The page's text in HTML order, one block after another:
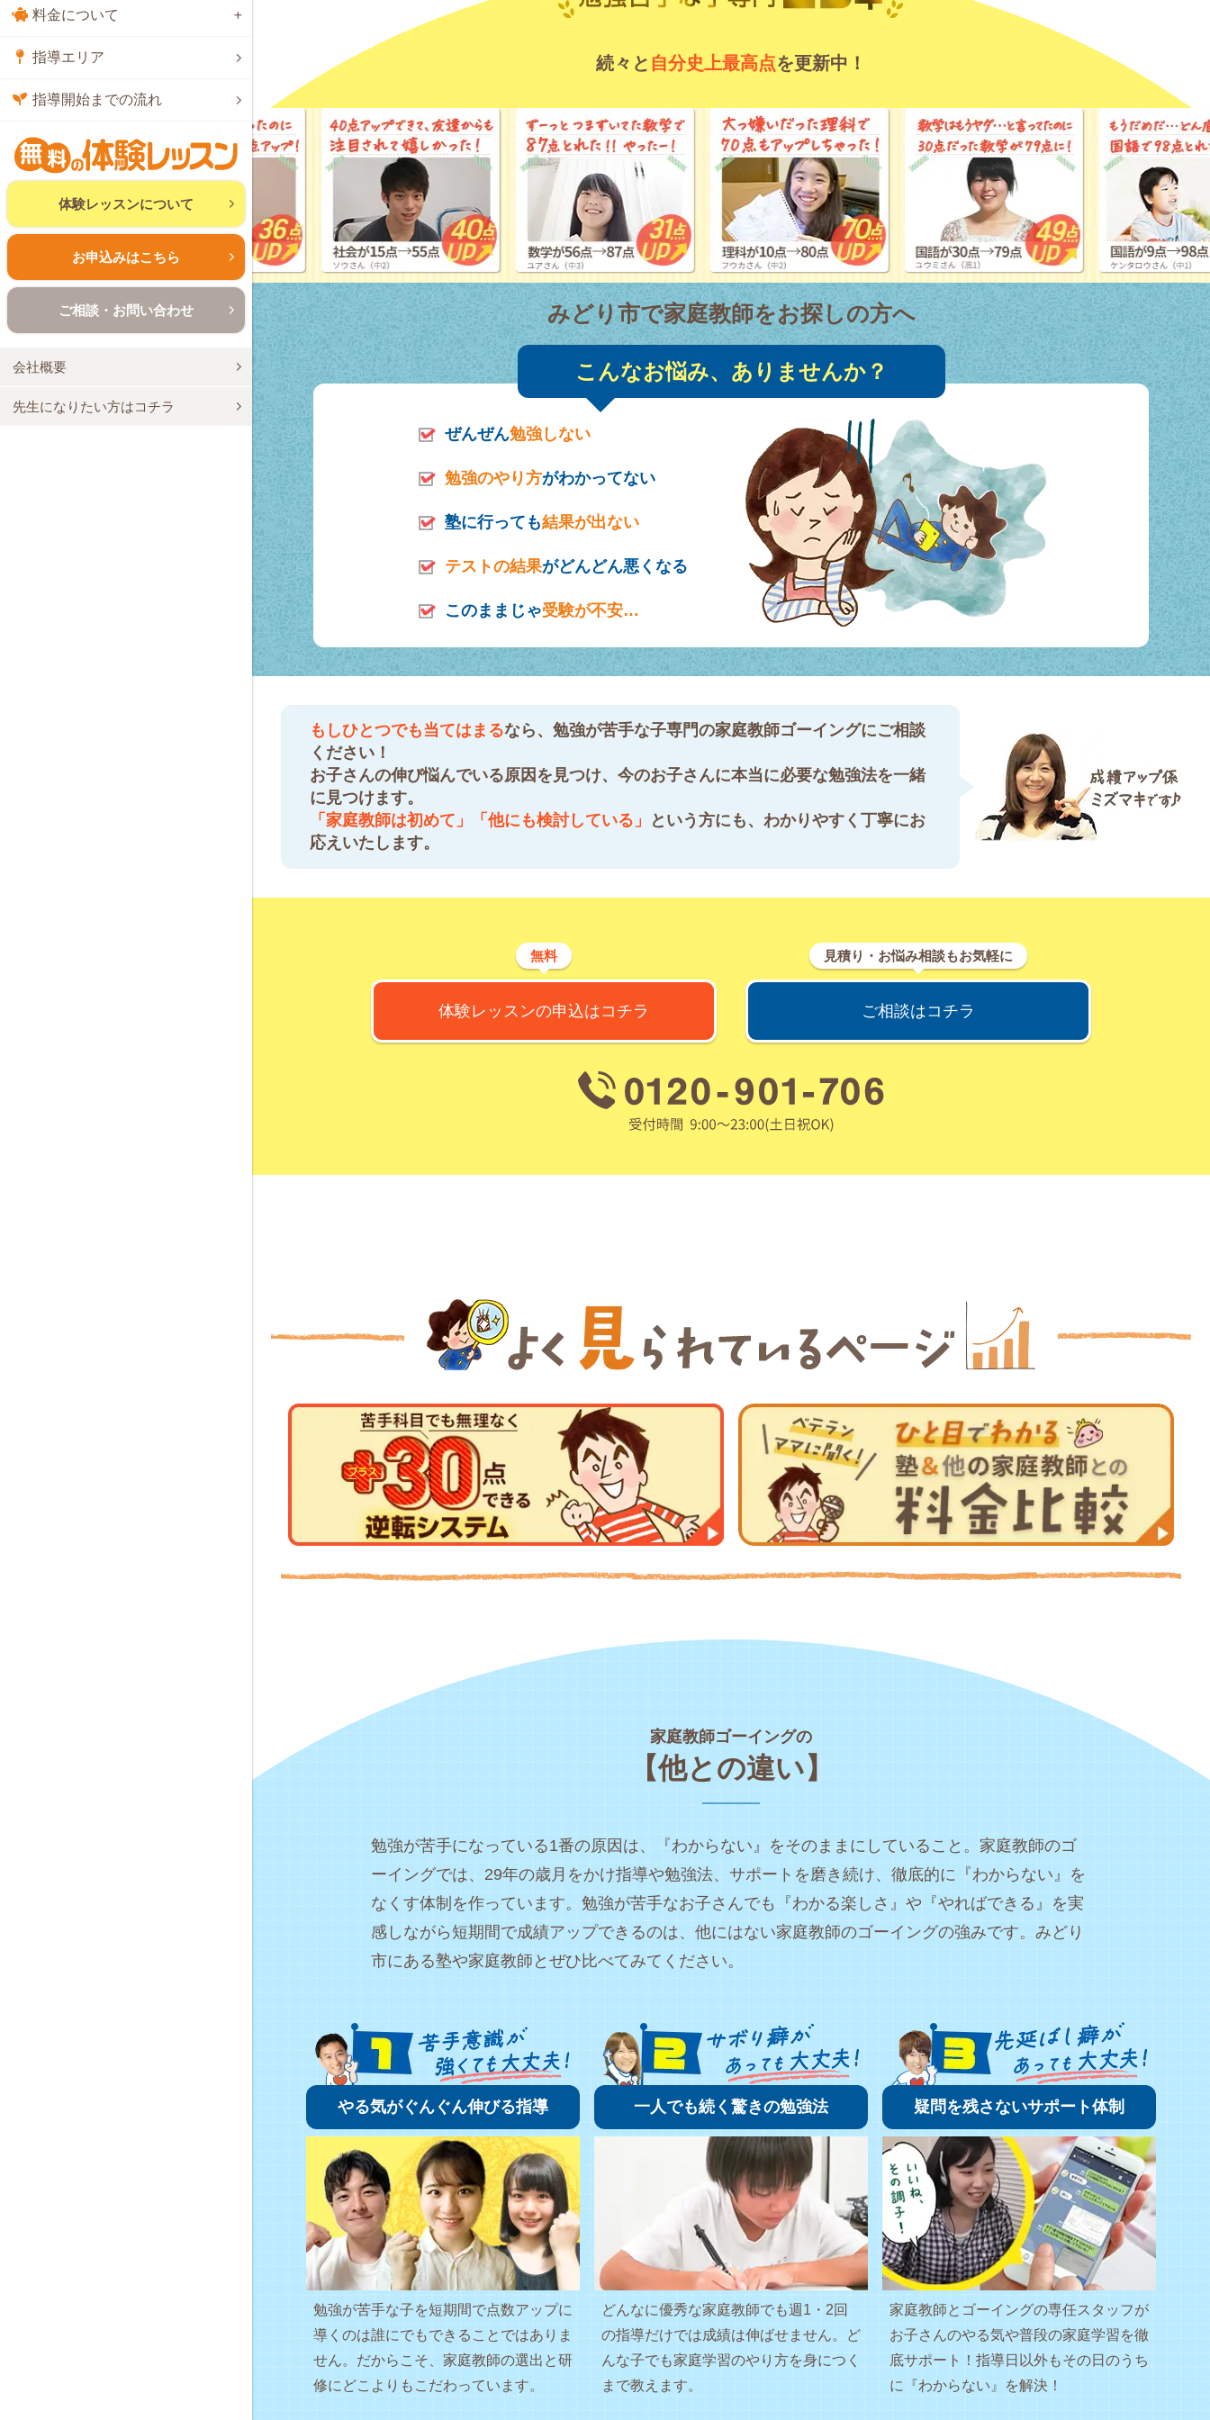
続々と 自分史上最高点を更新中！
みどり市で家庭教師をお探しの方へ
こんなお悩み、ありませんか？
ぜんぜん勉強しない
勉強のやり方がわかってない
塾に行っても結果が出ない
テストの結果がどんどん悪くなる
このままじゃ受験が不安…
もしひとつでも当てはまるなら、勉強が苦手な子専門の家庭教師ゴーイングにご相談
ください！
お子さんの伸び悩んでいる原因を見つけ、今のお子さんに本当に必要な勉強法を一緒
に見つけます。
「家庭教師は初めて」「他にも検討している」
という方にも、わかりやすく丁寧にお
応えいたします。
無料
体験レッスンの申込はコチラ
見積り・お悩み相談もお気軽に
ご相談はコチラ
家庭教師ゴーイングの
【他との違い】
勉強が苦手になっている1番の原因は、『わからない』をそのままにしていること。家庭教師のゴ
ーイングでは、29年の歳月をかけ指導や勉強法、サポートを磨き続け、徹底的に『わからない』を
なくす体制を作っています。勉強が苦手なお子さんでも『わかる楽しさ』や『やればできる』を実
感しながら短期間で成績アップできるのは、他にはない家庭教師のゴーイングの強みです。みどり
市にある塾や家庭教師とぜひ比べてみてください。
やる気がぐんぐん伸びる指導
勉強が苦手な子を短期間で点数アップに
導くのは誰にでもできることではありま
せん。だからこそ、家庭教師の選出と研
修にどこよりもこだわっています。
一人でも続く驚きの勉強法
どんなに優秀な家庭教師でも週1・2回
の指導だけでは成績は伸ばせません。ど
んな子でも家庭学習のやり方を身につく
まで教えます。
疑問を残さないサポート体制
家庭教師とゴーイングの専任スタッフが
お子さんのやる気や普段の家庭学習を徹
底サポート！指導日以外もその日のうち
に『わからない』を解決！
料金について
指導エリア
指導開始までの流れ
体験レッスンについて
お申込みはこちら
ご相談・お問い合わせ
会社概要
先生になりたい方はコチラ